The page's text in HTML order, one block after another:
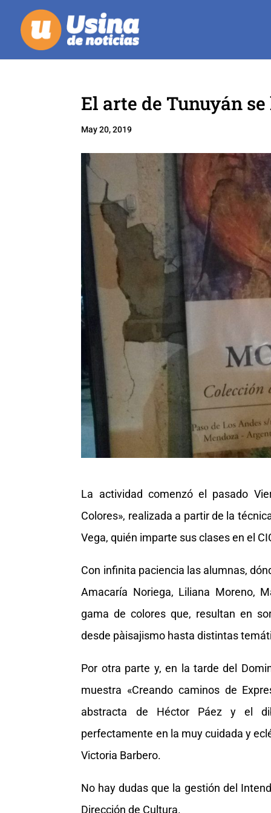
El arte de Tunuyán
May 20, 2019
La actividad comenzó el pasado
Colores», realizada a partir de la
Vega, quién imparte sus clases en el
Con infinita paciencia las alumnas,
Amacaría Noriega, Liliana Moreno,
gama de colores que, resultan en
desde pàisajismo hasta distintas
Por otra parte y, en la tarde del
muestra «Creando caminos de
abstracta de Héctor Páez y el
perfectamente en la muy cuidada y
Victoria Barbero.
No hay dudas que la gestión del
Dirección de Cultura.